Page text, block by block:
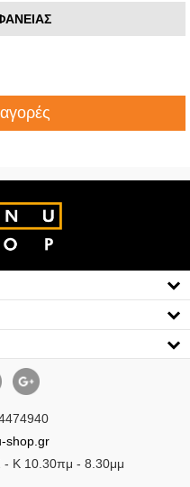
shop.gr
Κ 10.30πμ - 8.30μμ